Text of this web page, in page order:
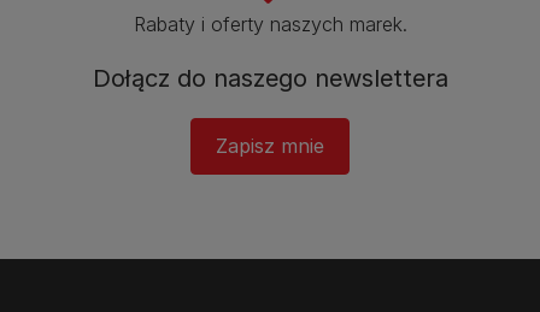
Rabaty i oferty naszych marek.​
Dołącz do naszego newslettera
Zapisz mnie